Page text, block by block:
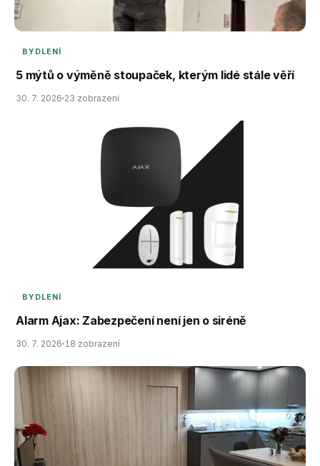
BYDLENÍ
5 mýtů o výměně stoupaček, kterým lidé stále věří
30. 7. 2026 23 zobrazení
BYDLENÍ
Alarm Ajax: Zabezpečení není jen o siréně
30. 7. 2026 18 zobrazení